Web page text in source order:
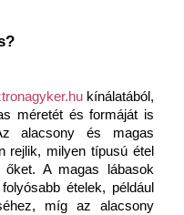
kínálatából,
méretét és formáját is
alacsony és magas
rejlik, milyen típusú étel
őket. A magas lábasok
ételek, például
míg az alacsony